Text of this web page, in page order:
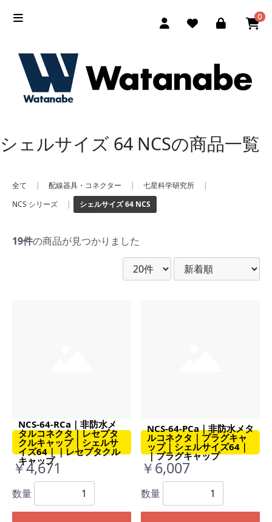
0
シェルサイズ 64 NCSの商品一覧
全て | 配線器具・コネクター | 七星科学研究所
|
NCS シリーズ
| シェルサイズ 64 NCS
19件の商品が見つかりました
NCS-64-RCa｜非防水メ
タルコネクタ｜レセプタ
クルキャップ｜シェルサ
イズ64｜｜レセプタクル
キャップ
￥4,671
数量
NCS-64-PCa｜非防水メタ
ルコネクタ｜プラグキャ
ップ｜シェルサイズ64｜
｜プラグキャップ
￥6,007
数量